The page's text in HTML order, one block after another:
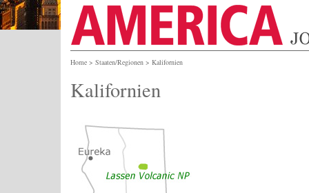
Home > Staaten/Regionen > Kalifornien
Kalifornien